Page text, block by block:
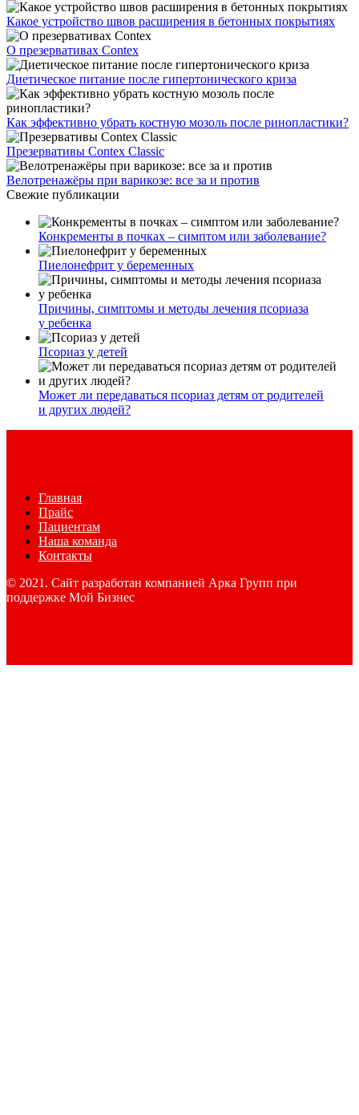
Какое устройство швов расширения в бетонных покрытиях
О презервативах Contex
Диетическое питание после гипертонического криза
Как эффективно убрать костную мозоль после ринопластики?
Презервативы Contex Classic
Велотренажёры при варикозе: все за и против
Свежие публикации
Конкременты в почках – симптом или заболевание?
Пиелонефрит у беременных
Причины, симптомы и методы лечения псориаза
у ребенка
Псориаз у детей
Может ли передаваться псориаз детям от родителей
и других людей?
Главная
Прайс
Пациентам
Наша команда
Контакты
© 2021. Сайт разработан компанией Арка Групп при
поддержке Мой Бизнес